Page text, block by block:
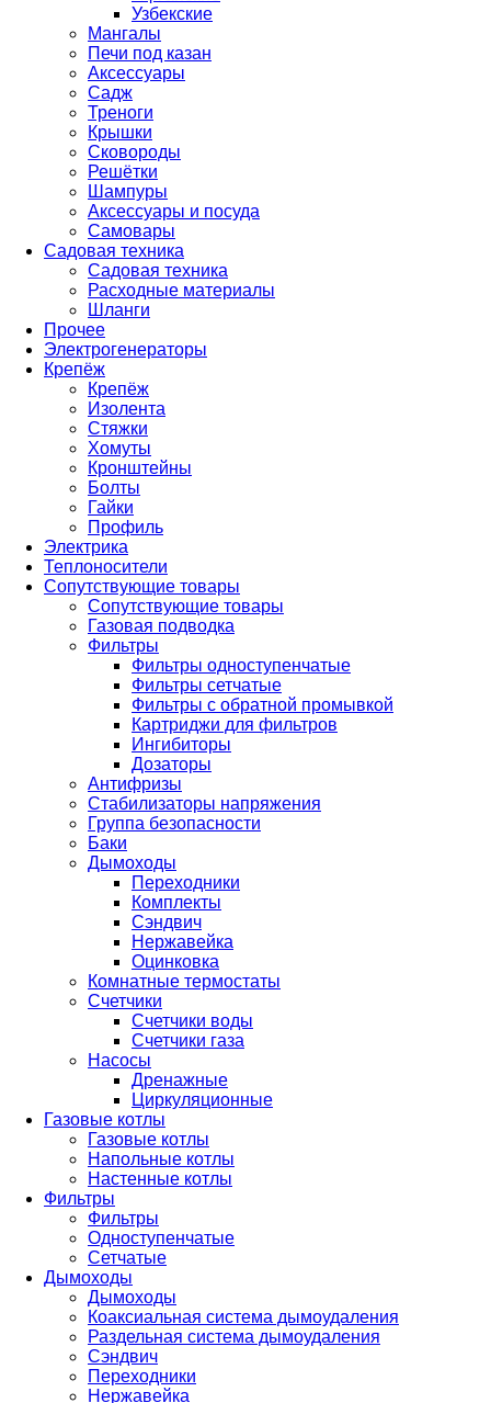
Узбекские
Мангалы
Печи под казан
Аксессуары
Садж
Треноги
Крышки
Сковороды
Решётки
Шампуры
Аксессуары и посуда
Самовары
Садовая техника
Садовая техника
Расходные материалы
Шланги
Прочее
Электрогенераторы
Крепёж
Крепёж
Изолента
Стяжки
Хомуты
Кронштейны
Болты
Гайки
Профиль
Электрика
Теплоносители
Сопутствующие товары
Сопутствующие товары
Газовая подводка
Фильтры
Фильтры одноступенчатые
Фильтры сетчатые
Фильтры с обратной промывкой
Картриджи для фильтров
Ингибиторы
Дозаторы
Антифризы
Стабилизаторы напряжения
Группа безопасности
Баки
Дымоходы
Переходники
Комплекты
Сэндвич
Нержавейка
Оцинковка
Комнатные термостаты
Счетчики
Счетчики воды
Счетчики газа
Насосы
Дренажные
Циркуляционные
Газовые котлы
Газовые котлы
Напольные котлы
Настенные котлы
Фильтры
Фильтры
Одноступенчатые
Сетчатые
Дымоходы
Дымоходы
Коаксиальная система дымоудаления
Раздельная система дымоудаления
Сэндвич
Переходники
Нержавейка